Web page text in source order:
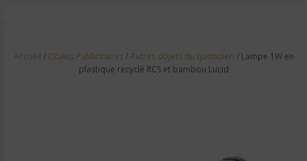
Accueil / Objets Publicitaires/Autres objets du quotidien / Lampe 1W en
plastique recyclé RCS et bambou Lucid